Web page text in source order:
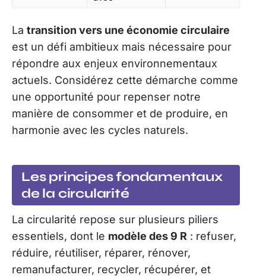
La transition vers une économie circulaire
est un défi ambitieux mais nécessaire pour
répondre aux enjeux environnementaux
actuels. Considérez cette démarche comme
une opportunité pour repenser notre
manière de consommer et de produire, en
harmonie avec les cycles naturels.
Les principes fondamentaux
de la circularité
La circularité repose sur plusieurs piliers
essentiels, dont le modèle des 9 R : refuser,
réduire, réutiliser, réparer, rénover,
remanufacturer, recycler, récupérer, et